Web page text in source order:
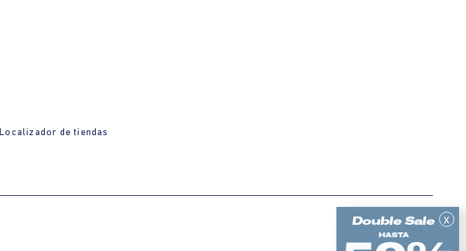
x
Localizador de tiendas